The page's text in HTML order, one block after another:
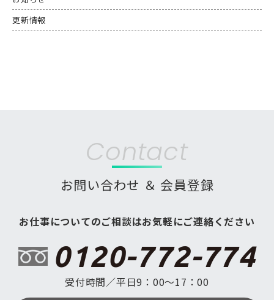
更新情報
Contact
お問い合わせ ＆ 会員登録
お仕事についてのご相談はお気軽にご連絡ください
0120-772-774
受付時間／平日9：00〜17：00